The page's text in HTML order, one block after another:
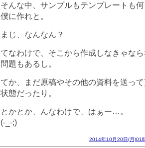
そんな中、サンプルもテンプレートも
僕に作れと。
まじ、なんなん？
てなわけで、そこから作成しなきゃな
問題もあるし。
てか、まだ原稿やその他の資料を送っ
状態だったり。
とかとか、んなわけで、はぁー…。
(-_-;)
2014年10月20日(月)01